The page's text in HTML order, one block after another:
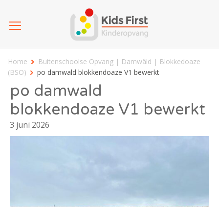
Home
Buitenschoolse Opvang | Damwâld | Blokkedoaze
(BSO)
po damwald blokkendoaze V1 bewerkt
po damwald
blokkendoaze V1 bewerkt
3 juni 2026